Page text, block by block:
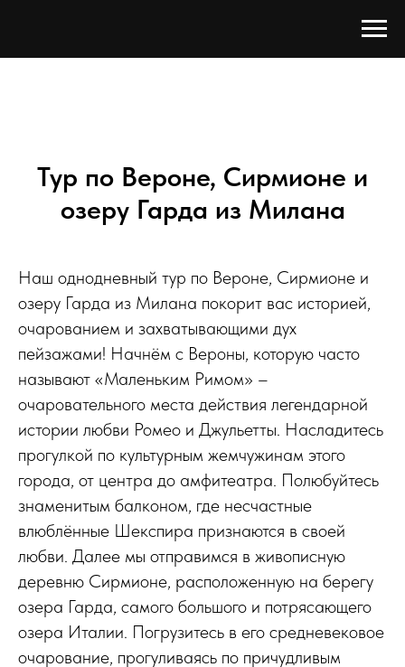
Тур по Вероне, Сирмионе и
озеру Гарда из Милана
Наш однодневный тур по Вероне, Сирмионе и
озеру Гарда из Милана покорит вас историей,
очарованием и захватывающими дух
пейзажами! Начнём с Вероны, которую часто
называют «Маленьким Римом» –
очаровательного места действия легендарной
истории любви Ромео и Джульетты. Насладитесь
прогулкой по культурным жемчужинам этого
города, от центра до амфитеатра. Полюбуйтесь
знаменитым балконом, где несчастные
влюблённые Шекспира признаются в своей
любви. Далее мы отправимся в живописную
деревню Сирмионе, расположенную на берегу
озера Гарда, самого большого и потрясающего
озера Италии. Погрузитесь в его средневековое
очарование, прогуливаясь по причудливым